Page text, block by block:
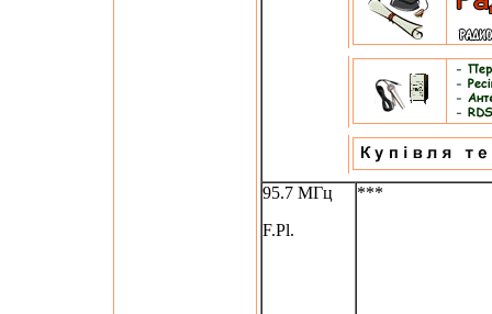
95.7 МГц
F.Pl.
***